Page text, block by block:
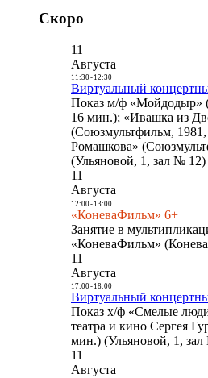
Скоро
11
Августа
11:30- 12:30
Виртуальный
Показ м/ф «Мойдодыр»
16 мин.); «Ивашка из
(Союзмультфильм,
Ромашкова»
(Ульяновой, 1, зал № 12)
11
Августа
12:00- 13:00
«КоневаФильм» 6+
Занятие в
«КоневаФильм»
11
Августа
17:00- 18:00
Виртуальный
Показ х/ф «Смелые
театра и кино Сергея
мин.) (Ульяновой, 1,
11
Августа